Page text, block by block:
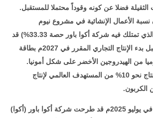
الثقيلة فضلا عن كونه وقوداً محتملا للمستقبل.
نسبة الأعمال الإنشائية في مشروع نيوم
للهيدروجين الأخضر (الذي تمتلك فيه شركة أكوا باور حصة 33.33%) قد
تجاوزت 90% وذلك قبل بدء الإنتاج التجاري المقرر في 2027م بطاقة
طن يوميا من الهيدروجين الأخضر على شكل أمونيا.
ويستهدف المشروع إنتاج نحو 10% من المستهدف العالمي لإنتاج
الكربون.
تجدر الإشارة إلى أنه في يوليو 2025م قد طرحت شركة أكوا باور (أكوا)